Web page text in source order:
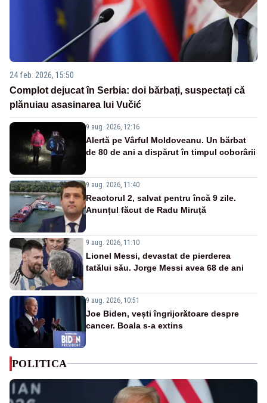
24 feb. 2026, 15:50
Complot dejucat în Serbia: doi bărbați, suspectați că
plănuiau asasinarea lui Vučić
9 aug. 2026, 12:16
Alertă pe Vârful Moldoveanu. Un bărbat
de 80 de ani a dispărut în timpul coborârii
9 aug. 2026, 11:40
Reactorul 2, salvat pentru încă 9 zile.
Anunțul făcut de Radu Miruță
9 aug. 2026, 11:10
Lionel Messi, devastat de pierderea
tatălui său. Jorge Messi avea 68 de ani
9 aug. 2026, 10:51
Joe Biden, vești îngrijorătoare despre
cancer. Boala s-a extins
POLITICA